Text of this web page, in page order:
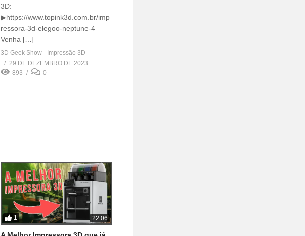
3D:
▶https://www.topink3d.com.br/imp
ressora-3d-elegoo-neptune-4
Venha […]
3D Geek Show - Impressão 3D
29 DE DEZEMBRO DE 2023
893
0
1 22:06